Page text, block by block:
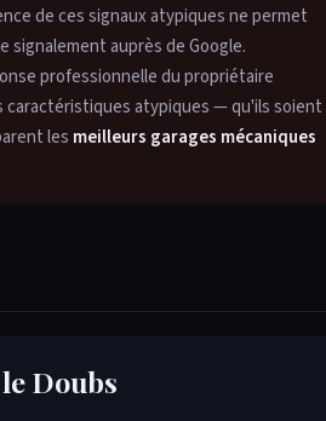
de ces signaux atypiques ne permet
signalement auprès de Google.
professionnelle du propriétaire
caractéristiques atypiques — qu'ils soient
les meilleurs garages mécaniques
Doubs